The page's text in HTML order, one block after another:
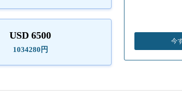
USD 6500
1034280円
今